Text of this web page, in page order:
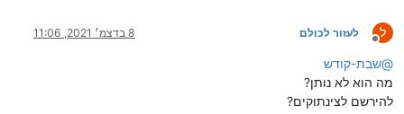
ל
מנותק
לעזור לכולם 8 בדצמ׳ 2021, 11:06
@שבת-קודש
מה הוא לא נותן?
להירשם לצינתוקים?